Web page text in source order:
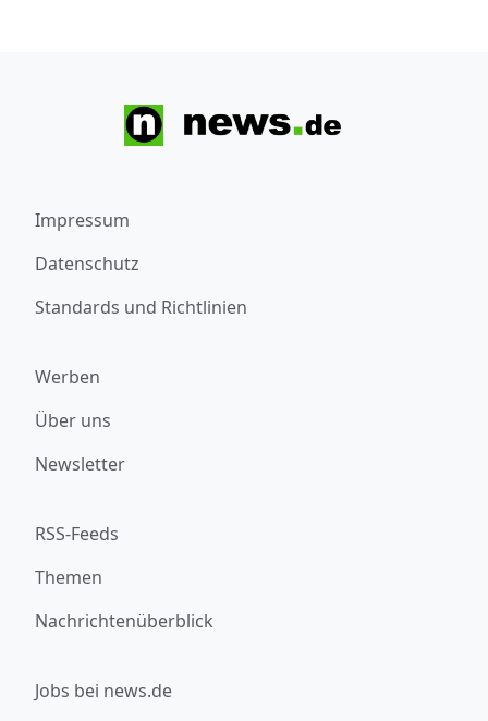
Impressum
Datenschutz
Standards und Richtlinien
Werben
Über uns
Newsletter
RSS-Feeds
Themen
Nachrichtenüberblick
Jobs bei news.de